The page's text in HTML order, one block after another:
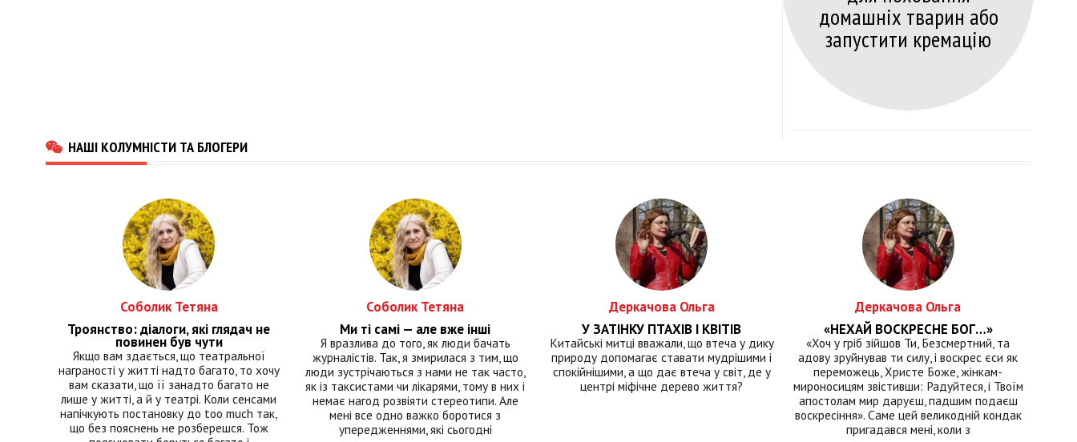
домашніх тварин або
запустити кремацію
НАШІ КОЛУМНІСТИ ТА БЛОГЕРИ
Соболик Тетяна
Троянство: діалоги, які глядач не
повинен був чути
Якщо вам здається, що театральної
награності у житті надто багато, то хочу
вам сказати, що її занадто багато не
лише у житті, а й у театрі. Коли сенсами
напічкують постановку до too much так,
що без пояснень не розберешся. Тож
Соболик Тетяна
Ми ті самі — але вже інші
Я вразлива до того, як люди бачать
журналістів. Так, я змирилася з тим, що
люди зустрічаються з нами не так часто,
як із таксистами чи лікарями, тому в них і
немає нагод розвіяти стереотипи. Але
мені все одно важко боротися з
упередженнями, які сьогодні
Деркачова Ольга
У ЗАТІНКУ ПТАХІВ І КВІТІВ
Китайські митці вважали, що втеча у дику
природу допомагає ставати мудрішими і
спокійнішими, а що дає втеча у світ, де у
центрі міфічне дерево життя?
Деркачова Ольга
«НЕХАЙ ВОСКРЕСНЕ БОГ…»
«Хоч у гріб зійшов Ти, Безсмертний, та
адову зруйнував ти силу, і воскрес єси як
переможець, Христе Боже, жінкам-
мироносицям звістивши: Радуйтеся, і Твоїм
апостолам мир даруєш, падшим подаєш
воскресіння». Саме цей великодній кондак
пригадався мені, коли з